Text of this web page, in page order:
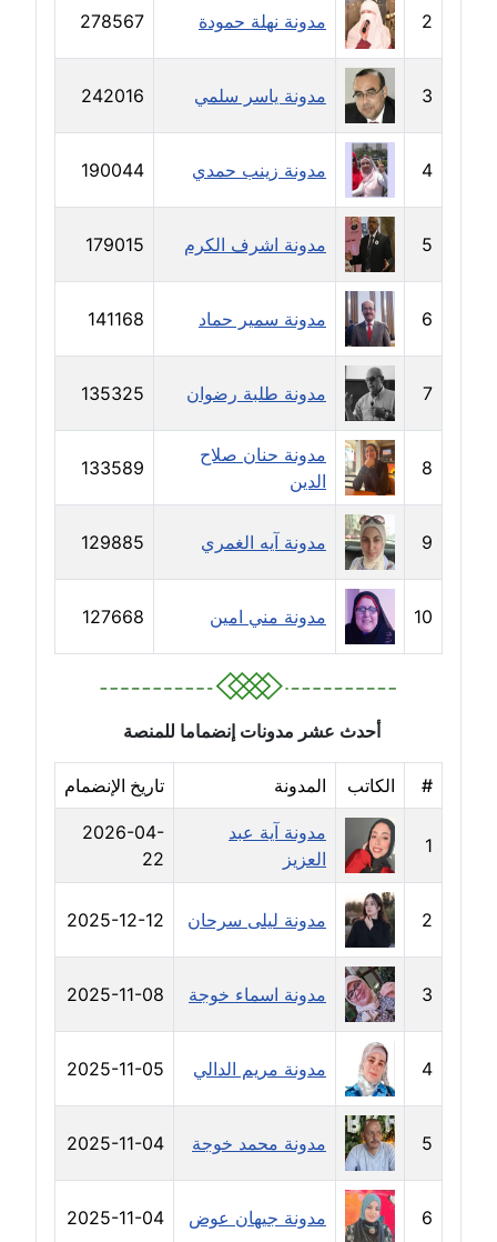
مدونة تامر زيدان
عاملة
مدونة تسنيم فضالي
عاملة
مدونة ثائر دالي
عاملة
مدونة جاد كريم
عاملة
مدونة جلال الخطيب
عاملة
مدونة جهاد عبد الحميد
عاملة
مدونة جهاد غازي
عاملة
مدونة جواد الحربي
عاملة
مدونة جيهان عفيفي
مدونة جيهان عوض
عاملة
مدونة حاتم سلامة
عاملة
مدونة حجازي يونس
عاملة
مدونة حسن رجب
عاملة
مدونة حسن غريب
معلق
مدونة حسن محي الدين
متوفي
2 مدونة نهلة حمودة 278567
3 مدونة ياسر سلمي 242016
4 مدونة زينب حمدي 190044
5 مدونة اشرف الكرم 179015
6 مدونة سمير حماد 141168
7 مدونة طلبة رضوان 135325
8
مدونة حنان صلاح
الدين
133589
9 مدونة آيه الغمري 129885
10 مدونة مني امين 127668
أحدث عشر مدونات إنضماما للمنصة
# الكاتب المدونة تاريخ الإنضمام
1
مدونة آية عبد
العزيز
2026-04-
22
2 مدونة ليلى سرحان 2025-12-12
3 مدونة اسماء خوجة 2025-11-08
4 مدونة مريم الدالي 2025-11-05
5 مدونة محمد خوجة 2025-11-04
6 مدونة جيهان عوض 2025-11-04